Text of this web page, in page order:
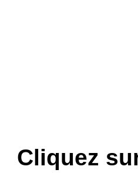
Cliquez